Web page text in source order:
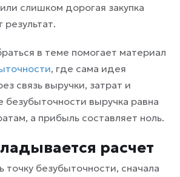
слишком дорогая закупка
в теме помогает материал
, где сама идея
связь выручки, затрат и
безубыточности выручка равна
а прибыль составляет ноль.
расчет
точку безубыточности, сначала